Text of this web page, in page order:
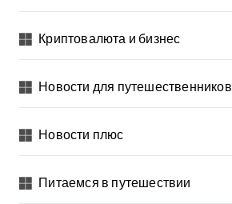
Криптовалюта и бизнес
Новости для путешественников
Новости плюс
Питаемся в путешествии